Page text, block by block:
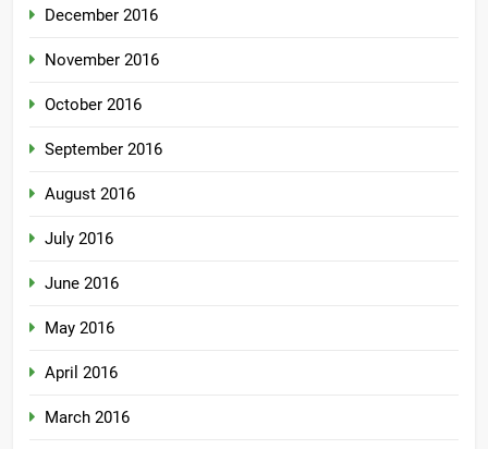
December 2016
November 2016
October 2016
September 2016
August 2016
July 2016
June 2016
May 2016
April 2016
March 2016